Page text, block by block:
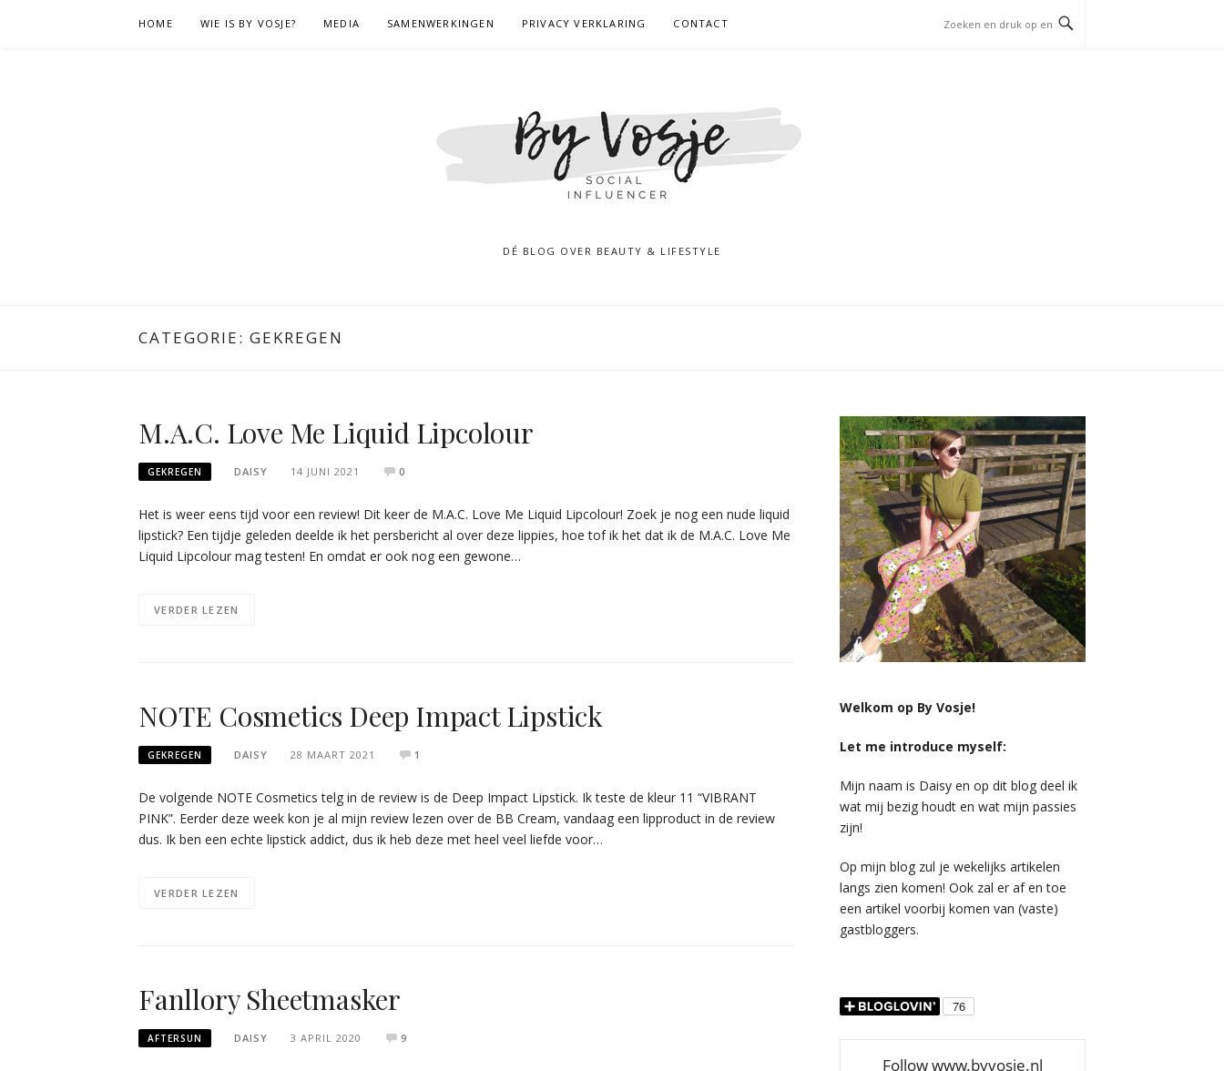
HOME WIE IS BY VOSJE? MEDIA SAMENWERKINGEN PRIVACY VERKLARING CONTACT
DÉ BLOG OVER BEAUTY & LIFESTYLE
CATEGORIE: GEKREGEN
M.A.C. Love Me Liquid Lipcolour
GEKREGEN DAISY 14 JUNI 2021 0
Het is weer eens tijd voor een review! Dit keer de M.A.C. Love Me Liquid Lipcolour! Zoek je nog een nude liquid
lipstick? Een tijdje geleden deelde ik het persbericht al over deze lippies, hoe tof ik het dat ik de M.A.C. Love Me
Liquid Lipcolour mag testen! En omdat er ook nog een gewone…
VERDER LEZEN
NOTE Cosmetics Deep Impact Lipstick
GEKREGEN DAISY 28 MAART 2021 1
De volgende NOTE Cosmetics telg in de review is de Deep Impact Lipstick. Ik teste de kleur 11 “VIBRANT
PINK”. Eerder deze week kon je al mijn review lezen over de BB Cream, vandaag een lipproduct in de review
dus. Ik ben een echte lipstick addict, dus ik heb deze met heel veel liefde voor…
VERDER LEZEN
Fanllory Sheetmasker
AFTERSUN DAISY 3 APRIL 2020 9
Welkom op By Vosje!
Let me introduce myself:
Mijn naam is Daisy en op dit blog deel ik
wat mij bezig houdt en wat mijn passies
zijn!
Op mijn blog zul je wekelijks artikelen
langs zien komen! Ook zal er af en toe
een artikel voorbij komen van (vaste)
gastbloggers.